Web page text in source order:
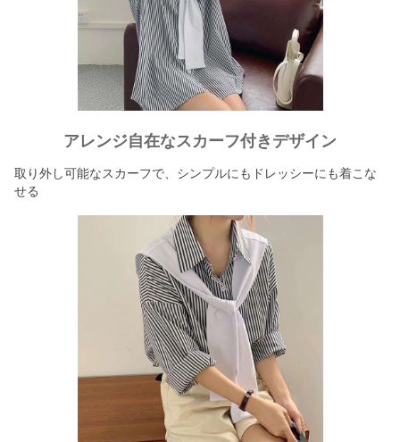
アレンジ自在なスカーフ付きデザイン
取り外し可能なスカーフで、シンプルにもドレッシーにも着こな
せる